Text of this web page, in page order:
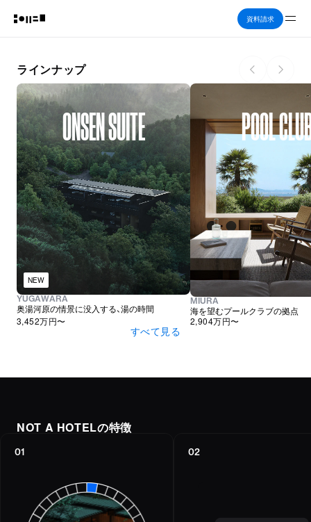
資料請求
ラインナップ
ONSEN SUITE
NEW
YUGAWARA
奥湯河原の情景に没入する、湯の時間
3,452万円〜
POOL
MIURA
海を望むプールクラブの拠点
2,904万円〜
すべて見る
NOT A HOTELの特徴
01 02